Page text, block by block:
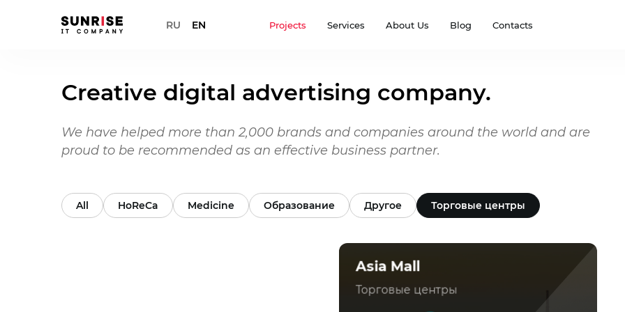
RU EN Projects Services About Us Blog Contacts
Creative digital advertising company.
We have helped more than 2,000 brands and companies around the world and are
proud to be recommended as an effective business partner.
All HoReCa Medicine Образование Другое Торговые центры
Asia Mall
Торговые центры